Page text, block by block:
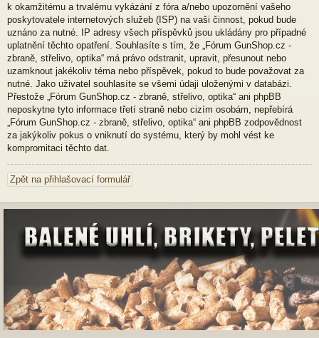
k okamžitému a trvalému vykázání z fóra a/nebo upozornění vašeho
poskytovatele internetových služeb (ISP) na vaši činnost, pokud bude
uznáno za nutné. IP adresy všech příspěvků jsou ukládány pro případné
uplatnění těchto opatření. Souhlasíte s tím, že „Fórum GunShop.cz -
zbraně, střelivo, optika“ má právo odstranit, upravit, přesunout nebo
uzamknout jakékoliv téma nebo příspěvek, pokud to bude považovat za
nutné. Jako uživatel souhlasíte se všemi údaji uloženými v databázi.
Přestože „Fórum GunShop.cz - zbraně, střelivo, optika“ ani phpBB
neposkytne tyto informace třetí straně nebo cizím osobám, nepřebírá
„Fórum GunShop.cz - zbraně, střelivo, optika“ ani phpBB zodpovědnost
za jakýkoliv pokus o vniknutí do systému, který by mohl vést ke
kompromitaci těchto dat.
Zpět na přihlašovací formulář